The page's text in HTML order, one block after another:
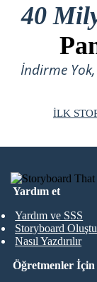
40
İndirme
İLK
Yardım et
Yardım ve SSS
Storyboard
Nasıl Yazdırılır
Öğretmenler İçin